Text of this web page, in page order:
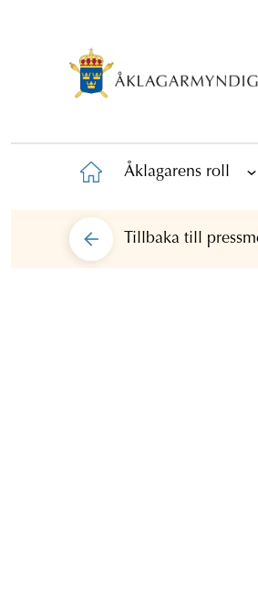
Åklagarens roll
Tillbaka till